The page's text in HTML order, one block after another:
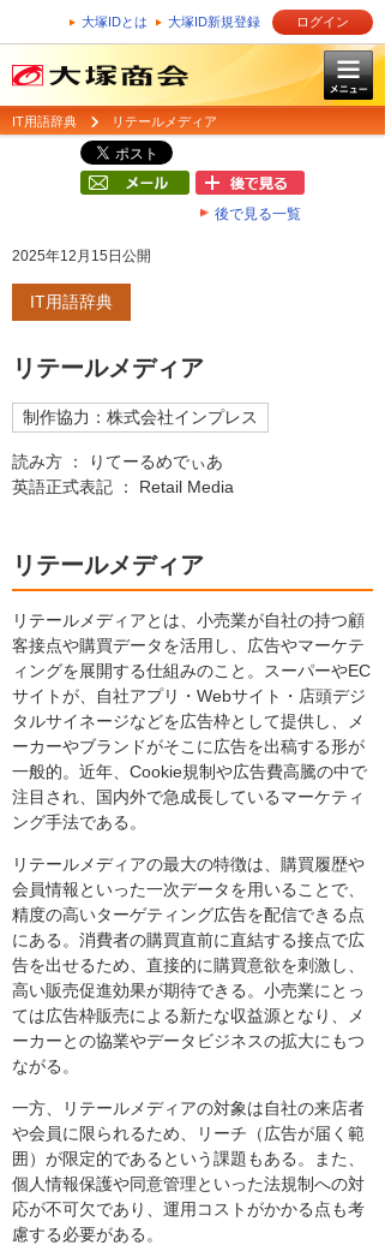
大塚IDとは 大塚ID新規登録 ログイン
IT用語辞典 リテールメディア
後で見る一覧
2025年12月15日公開
IT用語辞典
リテールメディア
制作協力：株式会社インプレス
読み方 ： りてーるめでぃあ
英語正式表記 ： Retail Media
リテールメディア
リテールメディアとは、小売業が自社の持つ顧
客接点や購買データを活用し、広告やマーケテ
ィングを展開する仕組みのこと。スーパーやEC
サイトが、自社アプリ・Webサイト・店頭デジ
タルサイネージなどを広告枠として提供し、メ
ーカーやブランドがそこに広告を出稿する形が
一般的。近年、Cookie規制や広告費高騰の中で
注目され、国内外で急成長しているマーケティ
ング手法である。
リテールメディアの最大の特徴は、購買履歴や
会員情報といった一次データを用いることで、
精度の高いターゲティング広告を配信できる点
にある。消費者の購買直前に直結する接点で広
告を出せるため、直接的に購買意欲を刺激し、
高い販売促進効果が期待できる。小売業にとっ
ては広告枠販売による新たな収益源となり、メ
ーカーとの協業やデータビジネスの拡大にもつ
ながる。
一方、リテールメディアの対象は自社の来店者
や会員に限られるため、リーチ（広告が届く範
囲）が限定的であるという課題もある。また、
個人情報保護や同意管理といった法規制への対
応が不可欠であり、運用コストがかかる点も考
慮する必要がある。